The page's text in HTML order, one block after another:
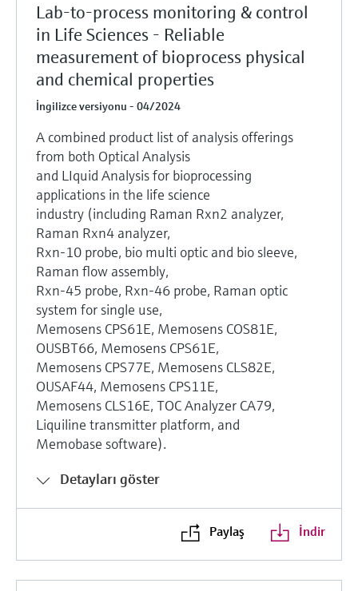
Lab-to-process monitoring & control
in Life Sciences - Reliable
measurement of bioprocess physical
and chemical properties
İngilizce versiyonu - 04/2024
A combined product list of analysis offerings
from both Optical Analysis
and LIquid Analysis for bioprocessing
applications in the life science
industry (including Raman Rxn2 analyzer,
Raman Rxn4 analyzer,
Rxn-10 probe, bio multi optic and bio sleeve,
Raman flow assembly,
Rxn-45 probe, Rxn-46 probe, Raman optic
system for single use,
Memosens CPS61E, Memosens COS81E,
OUSBT66, Memosens CPS61E,
Memosens CPS77E, Memosens CLS82E,
OUSAF44, Memosens CPS11E,
Memosens CLS16E, TOC Analyzer CA79,
Liquiline transmitter platform, and
Memobase software).
Detayları göster
Paylaş İndir